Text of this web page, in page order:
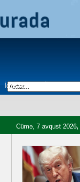
İqtisadiyyat
Cümə, 7 avqust 2026,